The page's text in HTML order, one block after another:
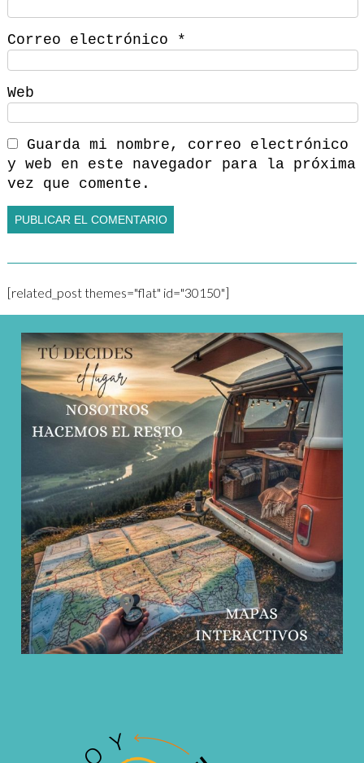
Correo electrónico *
Web
Guarda mi nombre, correo electrónico
y web en este navegador para la próxima
vez que comente.
[related_post themes="flat" id="30150"]